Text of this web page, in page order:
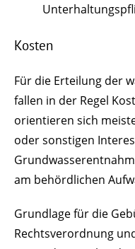
Kosten
Für die Erteilung der
fallen in der Regel
orientieren sich
oder sonstigen
am behördlichen
Grundlage für die
Rechtsverordnung